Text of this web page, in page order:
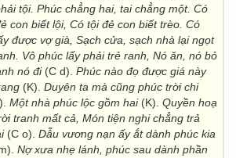
tội. Phúc chẳng hai, tai chẳng một. Có
con biết lội, Có tội đẻ con biết trèo. Có
được vợ già, Sạch cửa, sạch nhà lại ngọt
Vô phúc lấy phải trẻ ranh, Nó ăn, nó bỏ
nó đi(C d). Phúc nào đọ được giá này
(K). Duyên ta mà cũng phúc trời chi
Một nhà phúc lộc gồm hai(K). Quyền hoạ
tranh mất cả, Món tiện nghi chẳng trả
(C o). Dẫu vương nạn ấy ắt dành phúc kia
Nợ xưa nhẹ lánh, phúc sau dành phần